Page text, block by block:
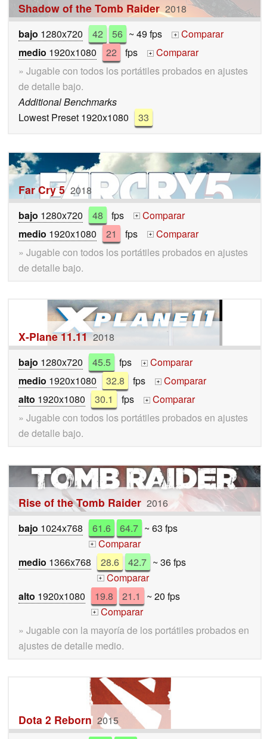
Shadow of the Tomb Raider 2018
bajo 1280x720 42 56 ~ 49 fps + Comparar
medio 1920x1080 22 fps +
Comparar
» Jugable con todos los portátiles probados en ajustes
de detalle bajo.
Additional Benchmarks
Lowest Preset 1920x1080
33
Far Cry 5 2018
bajo 1280x720 48 fps +
Comparar
medio 1920x1080 21 fps +
Comparar
» Jugable con todos los portátiles probados en ajustes
de detalle bajo.
X-Plane 11.11 2018
bajo 1280x720 45.5 fps +
Comparar
medio 1920x1080 32.8 fps +
Comparar
alto 1920x1080 30.1 fps +
Comparar
» Jugable con todos los portátiles probados en ajustes
de detalle bajo.
Rise of the Tomb Raider 2016
bajo 1024x768 61.6 64.7 ~ 63 fps
+ Comparar
medio 1366x768 28.6 42.7 ~ 36 fps
+ Comparar
alto 1920x1080 19.8 21.1 ~ 20 fps
+ Comparar
» Jugable con la mayoría de los portátiles probados en
ajustes de detalle medio.
Dota 2 Reborn 2015